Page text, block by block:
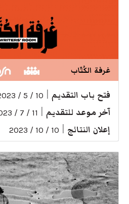
غرفة الكُتّاب
فتح باب التقديم 10 / 5 / 2023
آخر موعد للتقديم 11 / 7 / 2023
إعلان النتائج 10 / 10 / 2023